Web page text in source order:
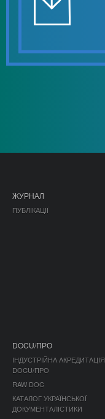
ЖУРНАЛ
ПУБЛІКАЦІЇ
DOCU/ПРО
ІНДУСТРІЙНА АКРЕДИТАЦІЯ
DOCU/ПРО
RAW DOC
КАТАЛОГ УКРАЇНСЬКОЇ
ДОКУМЕНТАЛІСТИКИ